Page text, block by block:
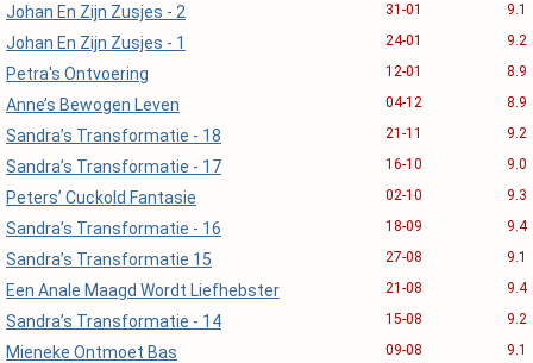
Johan En Zijn Zusjes - 2 31-01 9.1
Johan En Zijn Zusjes - 1 24-01 9.2
Petra's Ontvoering 12-01 8.9
Anne’s Bewogen Leven 04-12 8.9
Sandra’s Transformatie - 18 21-11 9.2
Sandra’s Transformatie - 17 16-10 9.0
Peters’ Cuckold Fantasie 02-10 9.3
Sandra’s Transformatie - 16 18-09 9.4
Sandra’s Transformatie 15 27-08 9.1
Een Anale Maagd Wordt Liefhebster 21-08 9.4
Sandra’s Transformatie - 14 15-08 9.2
Mieneke Ontmoet Bas 09-08 9.1